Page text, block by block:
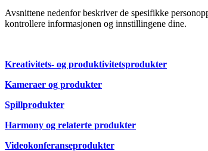
Avsnittene nedenfor beskriver de spesifikke
kontrollere informasjonen og innstillingene dine.
Kreativitets- og produktivitetsprodukter
Kameraer og produkter
Spillprodukter
Harmony og relaterte produkter
Videokonferanseprodukter